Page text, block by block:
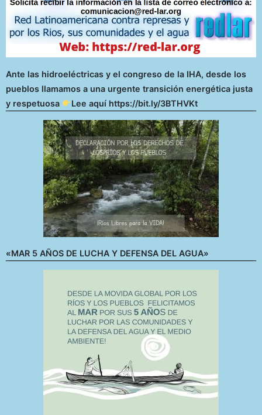
Ante las hidroeléctricas y el congreso de la IHA, desde los
pueblos llamamos a una urgente transición energética justa
y respetuosa
Lee aquí https://bit.ly/3BTHVKt
«MAR 5 AÑOS DE LUCHA Y DEFENSA DEL AGUA»